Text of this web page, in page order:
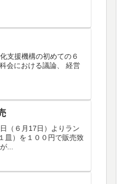
支援機構の初めての６
会における議論、 経営
（６月17日）よりラン
皿）を１００円で販売致
...